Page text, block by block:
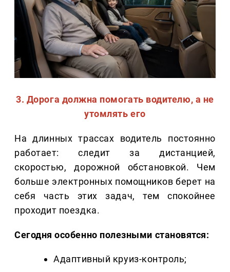
3. Дорога должна помогать водителю, а не
утомлять его
На длинных трассах водитель постоянно
работает: следит за дистанцией,
скоростью, дорожной обстановкой. Чем
больше электронных помощников берет на
себя часть этих задач, тем спокойнее
проходит поездка.
Сегодня особенно полезными становятся:
Адаптивный круиз-контроль;